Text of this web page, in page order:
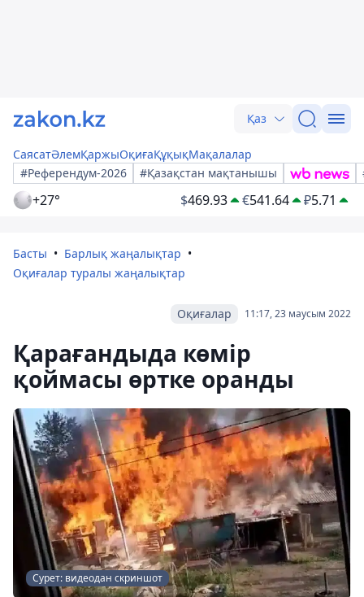
Қаз
СаясатӘлемҚаржыОқиғаҚұқықМақалалар
#Референдум-2026
#Қазақстан мақтанышы
+27° $469.93 €541.64 ₽5.71
Басты
Барлық жаңалықтар
Оқиғалар туралы жаңалықтар
11:17, 23 маусым 2022
Оқиғалар
Қарағандыда көмір
қоймасы өртке оранды
Сурет: видеодан скриншот